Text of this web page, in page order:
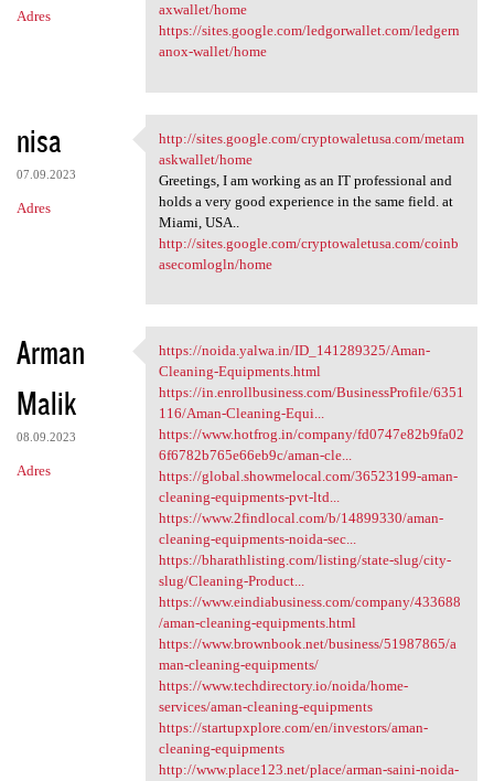
Adres
axwallet/home
https://sites.google.com/ledgorwallet.com/ledgern
anox-wallet/home
nisa
07.09.2023
Adres
http://sites.google.com
http://sites.google.com/cryptowaletusa.com/metam
askwallet/home
Greetings, I am working as an IT professional and
holds a very good experience in the same field. at
Miami, USA..
http://sites.google.com/cryptowaletusa.com/coinb
asecomlogln/home
Arman
Malik
08.09.2023
Adres
https://noida.yalwa.in/ID
https://noida.yalwa.in/ID_141289325/Aman-
Cleaning-Equipments.html
https://in.enrollbusiness.com/BusinessProfile/6351
116/Aman-Cleaning-Equi...
https://www.hotfrog.in/company/fd0747e82b9fa02
6f6782b765e66eb9c/aman-cle...
https://global.showmelocal.com/36523199-aman-
cleaning-equipments-pvt-ltd...
https://www.2findlocal.com/b/14899330/aman-
cleaning-equipments-noida-sec...
https://bharathlisting.com/listing/state-slug/city-
slug/Cleaning-Product...
https://www.eindiabusiness.com/company/433688
/aman-cleaning-equipments.html
https://www.brownbook.net/business/51987865/a
man-cleaning-equipments/
https://www.techdirectory.io/noida/home-
services/aman-cleaning-equipments
https://startupxplore.com/en/investors/aman-
cleaning-equipments
http://www.place123.net/place/arman-saini-noida-